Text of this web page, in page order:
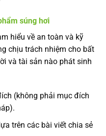
súng hơi
hiểu về an toàn và kỹ
chịu trách nhiệm cho bất
và tài sản nào phát sinh
(không phải mục đích
trên các bài viết chia sẻ